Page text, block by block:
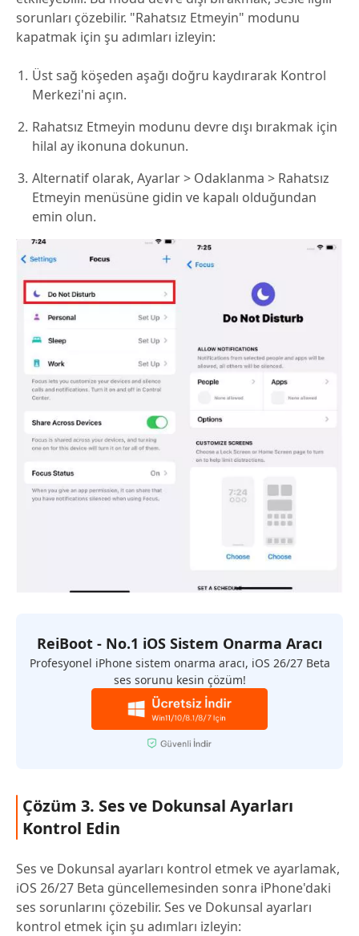
sorunları çözebilir. "Rahatsız Etmeyin" modunu
kapatmak için şu adımları izleyin:
Üst sağ köşeden aşağı doğru kaydırarak Kontrol
Merkezi'ni açın.
Rahatsız Etmeyin modunu devre dışı bırakmak için
hilal ay ikonuna dokunun.
Alternatif olarak, Ayarlar > Odaklanma > Rahatsız
Etmeyin menüsüne gidin ve kapalı olduğundan
emin olun.
ReiBoot - No.1 iOS Sistem Onarma Aracı
Profesyonel iPhone sistem onarma aracı, iOS 26/27 Beta
ses sorunu kesin çözüm!
Çözüm 3. Ses ve Dokunsal Ayarları
Kontrol Edin
Ses ve Dokunsal ayarları kontrol etmek ve ayarlamak,
iOS 26/27 Beta güncellemesinden sonra iPhone'daki
ses sorunlarını çözebilir. Ses ve Dokunsal ayarları
kontrol etmek için şu adımları izleyin: